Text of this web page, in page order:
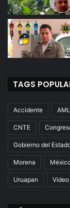
TAGS
Accidente
CNTE
Gobierno del
Morena
Uruapan Video